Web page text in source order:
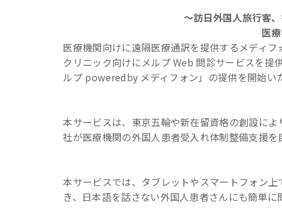
～訪日外国人旅行客
医
医療機関向けに遠隔医療通訳を提供するメディフ
クリニック向けにメルプ Web 問診サービスを
ルプ poweredby メディフォン」の提供を開始い
本サービスは、東京五輪や新在留資格の創設に
社が医療機関の外国人患者受入れ体制整備支援を
本サービスでは、タブレットやスマートフォン
き、日本語を話さない外国人患者さんにも簡単に